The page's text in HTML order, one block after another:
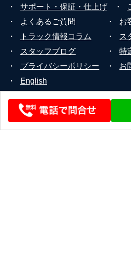
・
サポート・保証・仕上げ ・
・
よくあるご質問 ・
お
・
トラック情報コラム ・
ス
・
スタッフブログ ・
特
・
プライバシーポリシー ・
お
・
English
© 2026 STEERLINK